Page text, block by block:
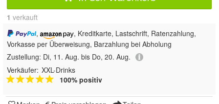
1 verkauft
,
, Kreditkarte, Lastschrift, Ratenzahlung,
Vorkasse per Überweisung, Barzahlung bei Abholung
Zustellung: Di, 11. Aug. bis Do, 20. Aug.
Verkäufer: XXL-Drinks
100% positiv